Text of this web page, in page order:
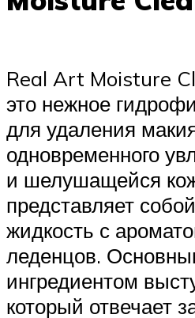
Real Art Moisture
это нежное
для удаления
одновременного
и шелушащейся
представляет
жидкость с
леденцов.
ингредиентом
который отвечает